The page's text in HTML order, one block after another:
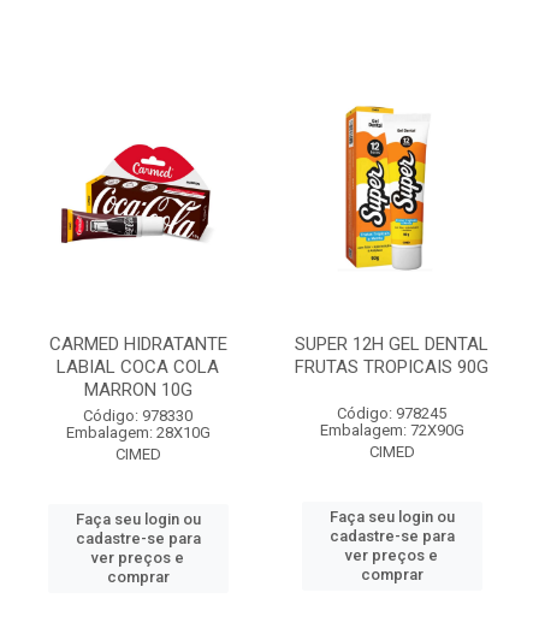
CARMED HIDRATANTE
LABIAL COCA COLA
MARRON 10G
Código: 978330
Embalagem: 28X10G
CIMED
Faça seu login ou
cadastre-se para
ver preços e
comprar
SUPER 12H GEL DENTAL
FRUTAS TROPICAIS 90G
Código: 978245
Embalagem: 72X90G
CIMED
Faça seu login ou
cadastre-se para
ver preços e
comprar